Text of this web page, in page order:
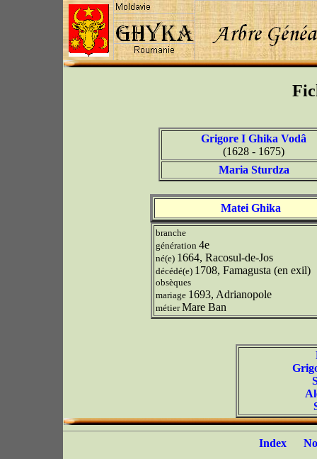
Grigore I Ghika Vodâ
(1628 - 1675)
Maria Sturdza
Matei Ghika
branche
génération 4e
né(e) 1664, Racosul-de-Jos
décédé(e) 1708, Famagusta (en exil)
obsèques
mariage 1693, Adrianopole
métierMare Ban
Index